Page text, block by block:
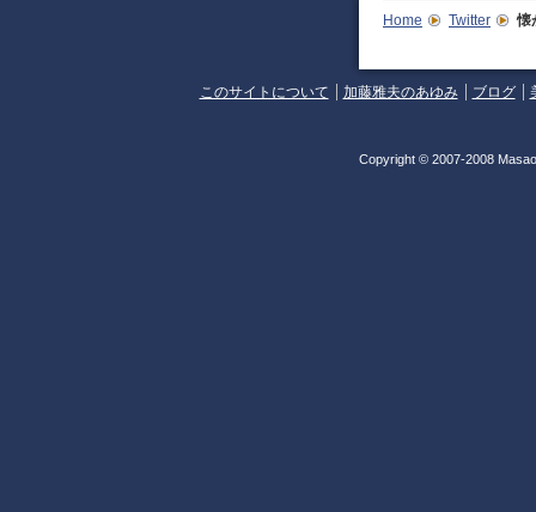
Home Twitter 懐
このサイトについて 加藤雅夫のあゆみ ブログ
Copyright © 2007-2008